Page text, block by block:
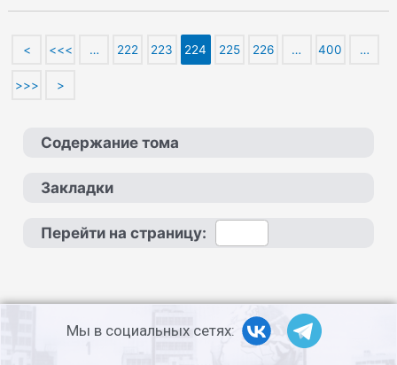
< <<< … 222 223 224 225 226 … 400 …
>>> >
Содержание тома
Закладки
Перейти на страницу:
Мы в социальных сетях: